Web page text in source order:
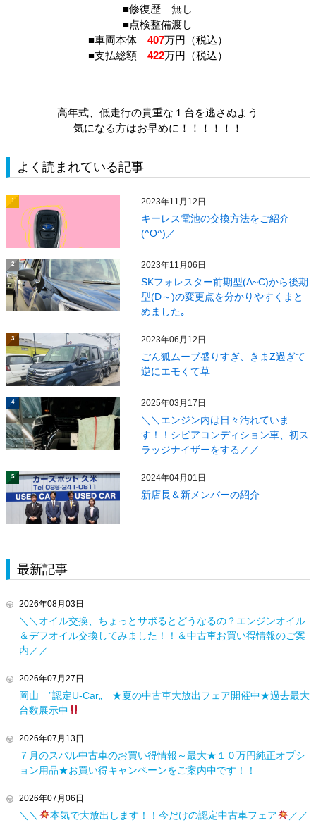
■修復歴 無し
■点検整備渡し
■車両本体 407万円（税込）
■支払総額 422万円（税込）
高年式、低走行の貴重な１台を逃さぬよう
気になる方はお早めに！！！！！！
よく読まれている記事
1 2023年11月12日
キーレス電池の交換方法をご紹介
(^O^)／
2 2023年11月06日
SKフォレスター前期型(A~C)から後期
型(D～)の変更点を分かりやすくまと
めました｡
3 2023年06月12日
ごん狐ムーブ盛りすぎ、きまZ過ぎて
逆にエモくて草
4 2025年03月17日
＼＼エンジン内は日々汚れていま
す！！シビアコンディション車、初ス
ラッジナイザーをする／／
5 2024年04月01日
新店長＆新メンバーの紹介
最新記事
2026年08月03日
＼＼オイル交換、ちょっとサボるとどうなるの？エンジンオイル
＆デフオイル交換してみました！！＆中古車お買い得情報のご案
内／／
2026年07月27日
岡山 ”認定U-Car„ ★夏の中古車大放出フェア開催中★過去最大
台数展示中
2026年07月13日
７月のスバル中古車のお買い得情報～最大★１０万円純正オプシ
ョン用品★お買い得キャンペーンをご案内中です！！
2026年07月06日
＼＼ 本気で大放出します！！今だけの認定中古車フェア ／／